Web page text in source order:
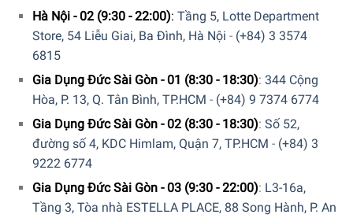
Cây đánh trứng: làm bằng thép không gỉ, có thể cho vào
máy rửa chén (không có phần nhựa).
Hà Nội - 02 (9:30 - 22:00): Tầng 5, Lotte Department
Store, 54 Liễu Giai, Ba Đình, Hà Nội - (+84) 3 3574
6815
Gia Dụng Đức Sài Gòn - 01 (8:30 - 18:30): 344 Cộng
Hòa, P. 13, Q. Tân Bình, TP.HCM - (+84) 9 7374 6774
Gia Dụng Đức Sài Gòn - 02 (8:30 - 18:30): Số 52,
đường số 4, KDC Himlam, Quận 7, TP.HCM - (+84) 3
9222 6774
Gia Dụng Đức Sài Gòn - 03 (9:30 - 22:00): L3-16a,
Tầng 3, Tòa nhà ESTELLA PLACE, 88 Song Hành, P. An